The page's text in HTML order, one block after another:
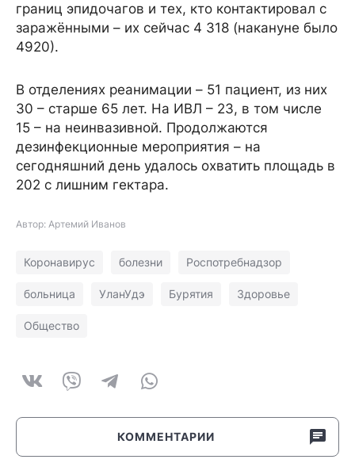
границ эпидочагов и тех, кто контактировал с
заражёнными – их сейчас 4 318 (накануне было
4920).
В отделениях реанимации – 51 пациент, из них
30 – старше 65 лет. На ИВЛ – 23, в том числе
15 – на неинвазивной. Продолжаются
дезинфекционные мероприятия – на
сегодняшний день удалось охватить площадь в
202 с лишним гектара.
Автор: Артемий Иванов
Коронавирус болезни Роспотребнадзор
больница УланУдэ Бурятия Здоровье
Общество
КОММЕНТАРИИ